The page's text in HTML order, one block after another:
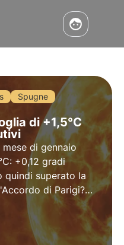
Spugne
di +1,5°C
di gennaio
+0,12 gradi
quindi superato la
di Parigi?
gli studi più
climatico